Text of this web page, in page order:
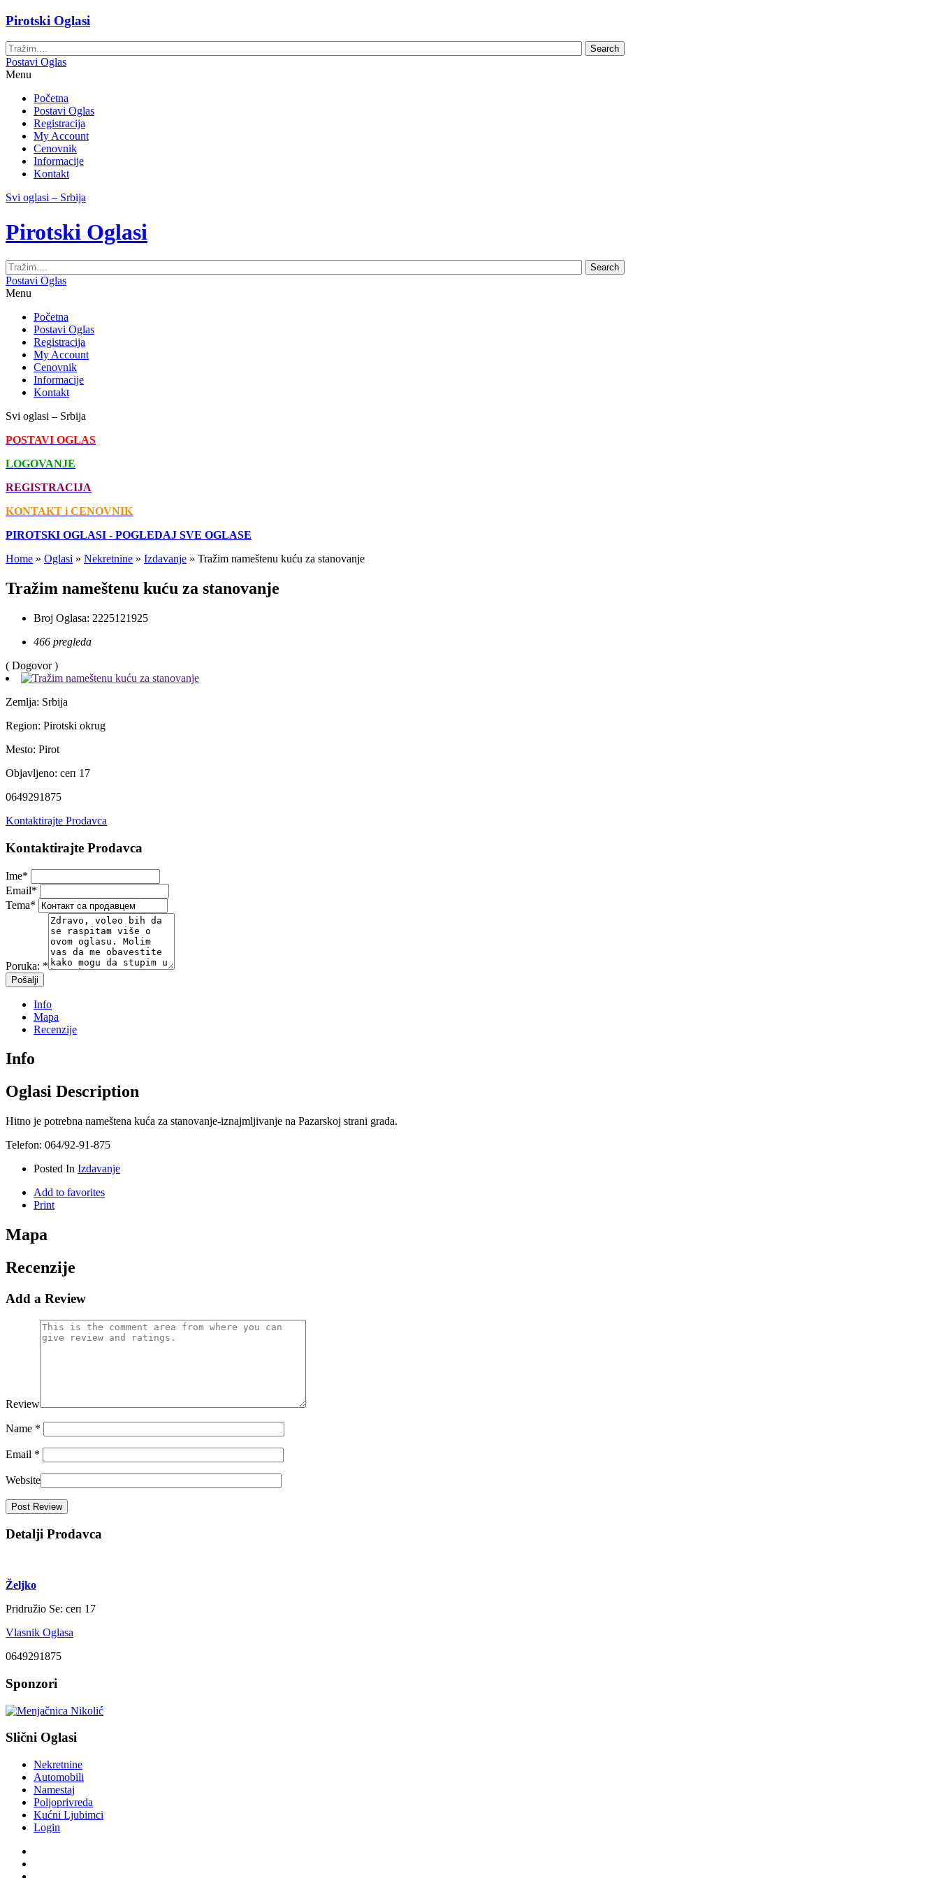
Pirotski Oglasi
Postavi Oglas
Menu
Početna
Postavi Oglas
Registracija
My Account
Cenovnik
Informacije
Kontakt
Svi oglasi – Srbija
Pirotski Oglasi
Postavi Oglas
Menu
Početna
Postavi Oglas
Registracija
My Account
Cenovnik
Informacije
Kontakt
Svi oglasi – Srbija
POSTAVI OGLAS
LOGOVANJE
REGISTRACIJA
KONTAKT i CENOVNIK
PIROTSKI OGLASI - POGLEDAJ SVE OGLASE
Home » Oglasi » Nekretnine » Izdavanje » Tražim nameštenu kuću za stanovanje
Tražim nameštenu kuću za stanovanje
Broj Oglasa: 2225121925
466 pregleda
( Dogovor )
Zemlja: Srbija
Region: Pirotski okrug
Mesto: Pirot
Objavljeno: сеп 17
0649291875
Kontaktirajte Prodavca
Kontaktirajte Prodavca
Ime*
Email*
Tema*
Poruka: *
Info
Mapa
Recenzije
Info
Oglasi Description
Hitno je potrebna nameštena kuća za stanovanje-iznajmljivanje na Pazarskoj strani grada.
Telefon: 064/92-91-875
Posted In Izdavanje
Add to favorites
Print
Mapa
Recenzije
Add a Review
Review
Name *
Email *
Website
Detalji Prodavca
Željko
Pridružio Se: сеп 17
Vlasnik Oglasa
0649291875
Sponzori
Slični Oglasi
Nekretnine
Automobili
Namestaj
Poljoprivreda
Kućni Ljubimci
Login